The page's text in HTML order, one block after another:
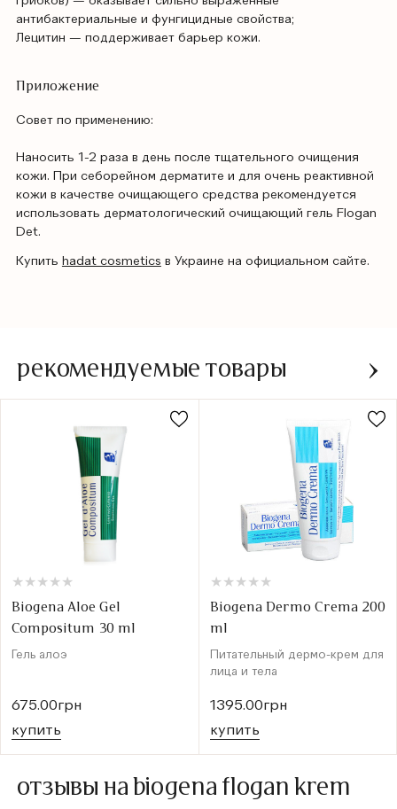
антибактериальные и фунгицидные свойства;
Лецитин — поддерживает барьер кожи.
Приложение
Совет по применению:
Наносить 1-2 раза в день после тщательного очищения
кожи. При себорейном дерматите и для очень реактивной
кожи в качестве очищающего средства рекомендуется
использовать дерматологический очищающий гель Flogan
Det.
Купить hadat cosmetics в Украине на официальном сайте.
рекомендуемые товары
★
★ ★
★ ★
★ ★
★ ★
★
Biogena Aloe Gel
Compositum 30 ml
Гель алоэ
675.00грн
купить
★
★ ★
★ ★
★ ★
★ ★
★
Biogena Dermo Crema 200
ml
Питательный дермо-крем для
лица и тела
1395.00грн
купить
отзывы на biogena flogan krem